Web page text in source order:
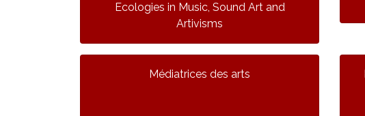
Ecologies in Music, Sound Art and
Artivisms
Médiatrices des arts